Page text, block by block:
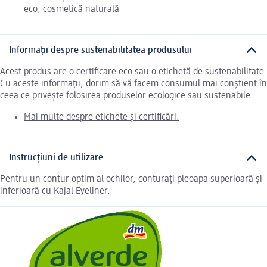
eco, cosmetică naturală
Informații despre sustenabilitatea produsului
Acest produs are o certificare eco sau o etichetă de sustenabilitate.
Cu aceste informații, dorim să vă facem consumul mai conștient în
ceea ce privește folosirea produselor ecologice sau sustenabile.
Mai multe despre etichete și certificări.
Instrucțiuni de utilizare
Pentru un contur optim al ochilor, conturați pleoapa superioară și
inferioară cu Kajal Eyeliner.